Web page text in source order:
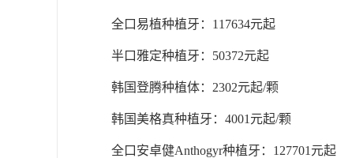
全口易植种植牙：117634元起
半口雅定种植牙：50372元起
韩国登腾种植体：2302元起/颗
韩国美格真种植牙：4001元起/颗
全口安卓健Anthogyr种植牙：127701元起